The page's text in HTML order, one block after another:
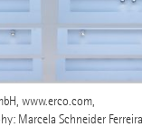
www.erco.com,
Marcela Schneider Ferreira